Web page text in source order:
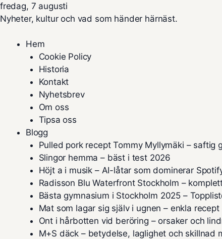
fredag, 7 augusti
Nyheter, kultur och vad som händer härnäst.
Hem
Cookie Policy
Historia
Kontakt
Nyhetsbrev
Om oss
Tipsa oss
Blogg
Pulled pork recept Tommy Myllymäki – saftig
Slingor hemma – bäst i test 2026
Höjt a i musik – AI-låtar som dominerar
Radisson Blu Waterfront Stockholm –
Bästa gymnasium i Stockholm 2025 –
Mat som lagar sig själv i ugnen – enkla recept
Ont i hårbotten vid beröring – orsaker och
M+S däck – betydelse, laglighet och skillnad